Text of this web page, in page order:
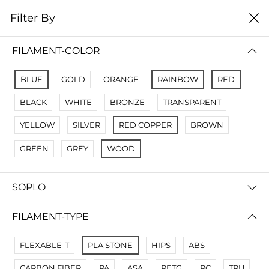
0
No Results
Not Found Filters1
Not Found Filters2
Filter By
FILAMENT-COLOR
BLUE GOLD ORANGE RAINBOW RED
BLACK WHITE BRONZE TRANSPARENT
YELLOW SILVER RED COPPER BROWN
GREEN GREY WOOD
SOPLO
FILAMENT-TYPE
FLEXABLE-T PLA STONE HIPS ABS